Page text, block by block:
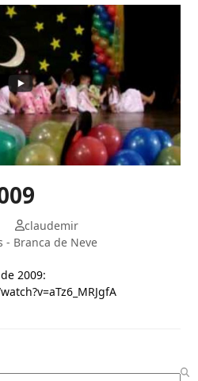
claudemir
- Branca de Neve
2009: